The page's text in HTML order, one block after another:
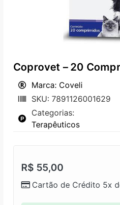
Coprovet – 20
Marca: Coveli
SKU: 7891126001629
Categorias:
Terapêuticos
R$ 55,00
Cartão de Crédito 5x